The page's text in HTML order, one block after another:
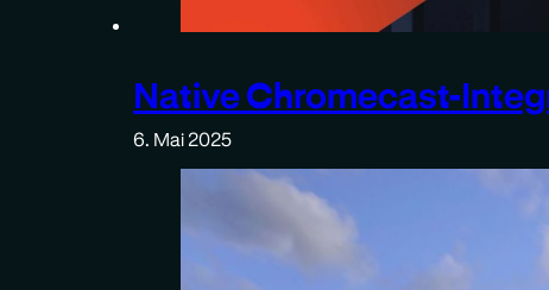
Native Chromecast-
6. Mai 2025